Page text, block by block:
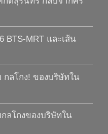
BTS-MRT และเส้น
กลโกง! ของบริษัทใน
ลโกงของบริษัทใน